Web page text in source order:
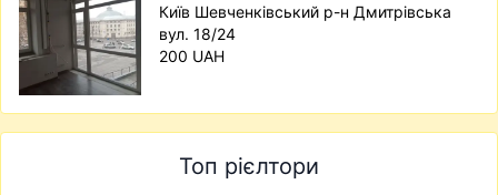
Київ Шевченківський р-н Дмитрівська
вул. 18/24
200 UAH
Топ рієлтори